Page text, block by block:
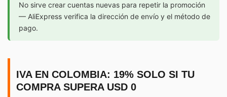
No sirve crear cuentas nuevas para repetir la promoción
— AliExpress verifica la dirección de envío y el método de
pago.
IVA EN COLOMBIA: 19% SOLO SI TU
COMPRA SUPERA USD 0